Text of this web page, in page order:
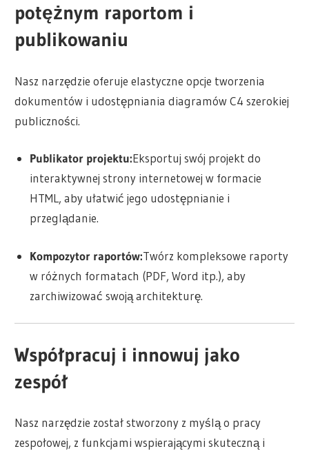
potężnym raportom i
publikowaniu
Nasz narzędzie oferuje elastyczne opcje tworzenia
dokumentów i udostępniania diagramów C4 szerokiej
publiczności.
Publikator projektu:Eksportuj swój projekt do
interaktywnej strony internetowej w formacie
HTML, aby ułatwić jego udostępnianie i
przeglądanie.
Kompozytor raportów:Twórz kompleksowe raporty
w różnych formatach (PDF, Word itp.), aby
zarchiwizować swoją architekturę.
Współpracuj i innowuj jako
zespół
Nasz narzędzie został stworzony z myślą o pracy
zespołowej, z funkcjami wspierającymi skuteczną i